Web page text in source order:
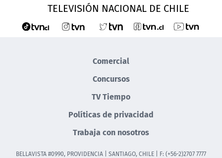
TELEVISIÓN NACIONAL DE CHILE
Comercial
Concursos
TV Tiempo
Políticas de privacidad
Trabaja con nosotros
BELLAVISTA #0990, PROVIDENCIA | SANTIAGO, CHILE | F: (+56-2)2707 7777